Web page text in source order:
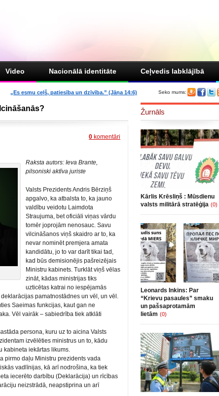
Video Nacionālā identitāte Ceļvedis labklājībā
Seko mums:
„Es esmu ceļš, patiesība un dzīvība.” (Jāņa 14:6)
0 komentāri
Raksta autors: Ieva Brante,
pilsoniski aktīva juriste
Valsts Prezidents Andris Bērziņš
apgalvo, ka atbalsta to, ka jauno
valdību veidotu Laimdota
Straujuma, bet oficiāli viņas vārdu
tomēr joprojām nenosauc. Savu
vilcināšanos viņš skaidro ar to, ka
nevar nominēt premjera amata
kandidātu, jo to var darīt tikai tad,
kad būs demisionējis pašreizējais
Ministru kabinets. Turklāt viņš vēlas
zināt, kādas ministrijas tiks
uzticētas katrai no iespējamās
pamatnostādnes un vēl, un vēl.
Saeimas funkcijas, kaut gan ne
Vēl vairāk – sabiedrība tiek atklāti
persona, kuru uz to aicina Valsts
izvēlēties ministrus un to, kādu
kabineta iekārtas likums.
pirmo daļu Ministru prezidents vada
vadlīnijas, kā arī nodrošina, ka tiek
iecerēto darbību (Deklarācija) un rīcības
neizstrādā, neapstiprina un arī
Žurnāls
Kārlis Krēsliņš : Mūsdienu
valsts militārā stratēģija (0)
Leonards Inkins: Par
“Krievu pasaules” smaku
un pašsaprotamām
lietām (0)